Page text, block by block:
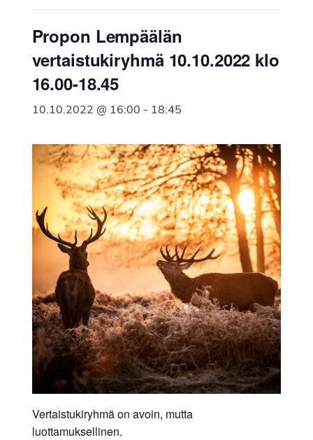
Suomen
Syöpäyhdistyksen
jäsenjärjestö.
Propon Lempäälän
vertaistukiryhmä 10.10.2022 klo
16.00-18.45
10.10.2022 @ 16:00 - 18:45
Vertaistukiryhmä on avoin, mutta
luottamuksellinen.